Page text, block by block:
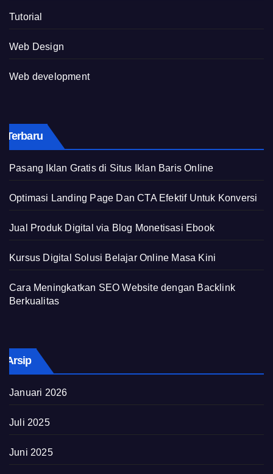
Tutorial
Web Design
Web development
Terbaru
Pasang Iklan Gratis di Situs Iklan Baris Online
Optimasi Landing Page Dan CTA Efektif Untuk Konversi
Jual Produk Digital via Blog Monetisasi Ebook
Kursus Digital Solusi Belajar Online Masa Kini
Cara Meningkatkan SEO Website dengan Backlink
Berkualitas
Arsip
Januari 2026
Juli 2025
Juni 2025